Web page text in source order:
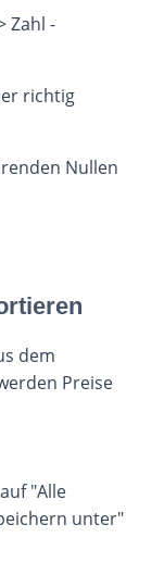
Zahl -
richtig
Nullen
dem
Preise
"Alle
unter"